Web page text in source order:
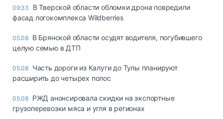
09:33
В Тверской области обломки дрона повредили
фасад логокомплекса Wildberries
05.08 В Брянской области осудят водителя, погубившего
целую семью в ДТП
05.08 Часть дороги из Калуги до Тулы планируют
расширить до четырех полос
05.08 РЖД анонсировала скидки на экспортные
грузоперевозки мяса и угля в регионах